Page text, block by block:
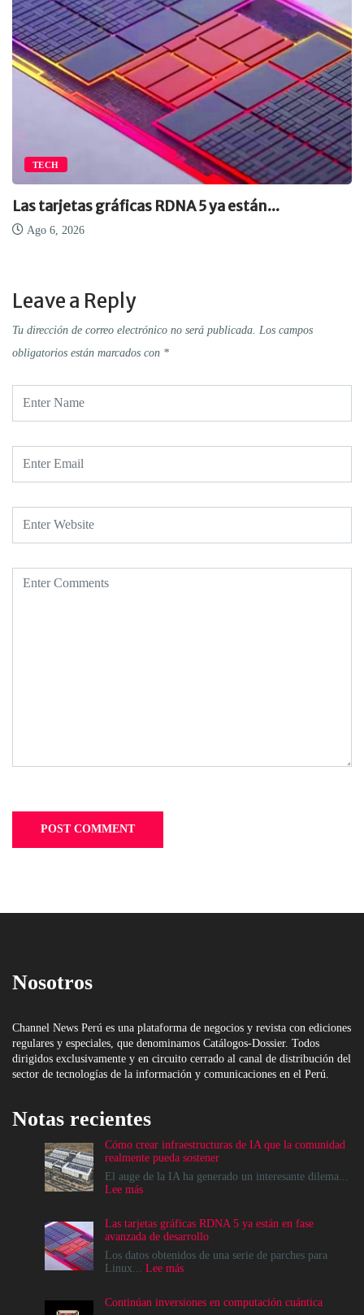
TECH
Las tarjetas gráficas RDNA 5 ya están...
Ago 6, 2026
Leave a Reply
Tu dirección de correo electrónico no será publicada. Los campos
obligatorios están marcados con *
Nosotros
Channel News Perú es una plataforma de negocios y revista con ediciones
regulares y especiales, que denominamos Catálogos-Dossier. Todos
dirigidos exclusivamente y en circuito cerrado al canal de distribución del
sector de tecnologías de la información y comunicaciones en el Perú.
Notas recientes
Cómo crear infraestructuras de IA que la comunidad
realmente pueda sostener
El auge de la IA ha generado un interesante dilema...
Lee más:
infraestructuras
de
IA
que
realmente
Las tarjetas gráficas RDNA 5 ya están en fase
avanzada de desarrollo
Los datos obtenidos de una serie de parches para
Linux... Lee más:
gráficas
Continúan inversiones en computación cuántica